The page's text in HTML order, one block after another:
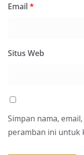
Email*
Situs Web
Simpan nama,
peramban ini untuk